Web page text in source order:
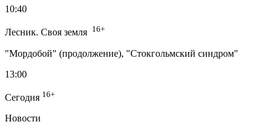
10:40
Лесник. Своя земля 16+
"Мордобой" (продолжение), "Стокгольмский синдром"
13:00
Сегодня 16+
Новости